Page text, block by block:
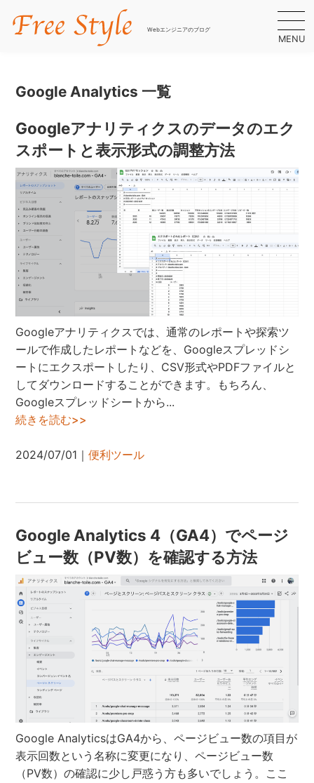
Webエンジニアのブログ
MENU
Google Analytics 一覧
Googleアナリティクスのデータのエク
スポートと表示形式の調整方法
Googleアナリティクスでは、通常のレポートや探索ツ
ールで作成したレポートなどを、Googleスプレッドシ
ートにエクスポートしたり、CSV形式やPDFファイルと
してダウンロードすることができます。もちろん、
Googleスプレッドシートから...
続きを読む>>
2024/07/01｜便利ツール
Google Analytics 4（GA4）でページ
ビュー数（PV数）を確認する方法
Google AnalyticsはGA4から、ページビュー数の項目が
表示回数という名称に変更になり、ページビュー数
（PV数）の確認に少し戸惑う方も多いでしょう。ここ